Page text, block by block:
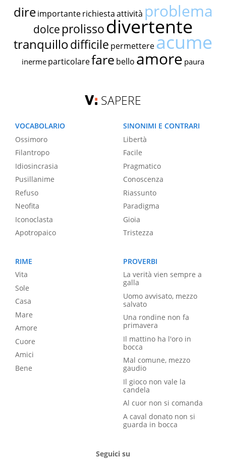
dire importante richiestaattività problema
dolce prolissodivertente
tranquillodifficile permettereacume
inerme particolarefare bello amore paura
SAPERE
VOCABOLARIO
Ossimoro
Filantropo
Idiosincrasia
Pusillanime
Refuso
Neofita
Iconoclasta
Apotropaico
SINONIMI E CONTRARI
Libertà
Facile
Pragmatico
Conoscenza
Riassunto
Paradigma
Gioia
Tristezza
RIME
Vita
Sole
Casa
Mare
Amore
Cuore
Amici
Bene
PROVERBI
La verità vien sempre a
galla
Uomo avvisato, mezzo
salvato
Una rondine non fa
primavera
Il mattino ha l'oro in
bocca
Mal comune, mezzo
gaudio
Il gioco non vale la
candela
Al cuor non si comanda
A caval donato non si
guarda in bocca
Seguici su